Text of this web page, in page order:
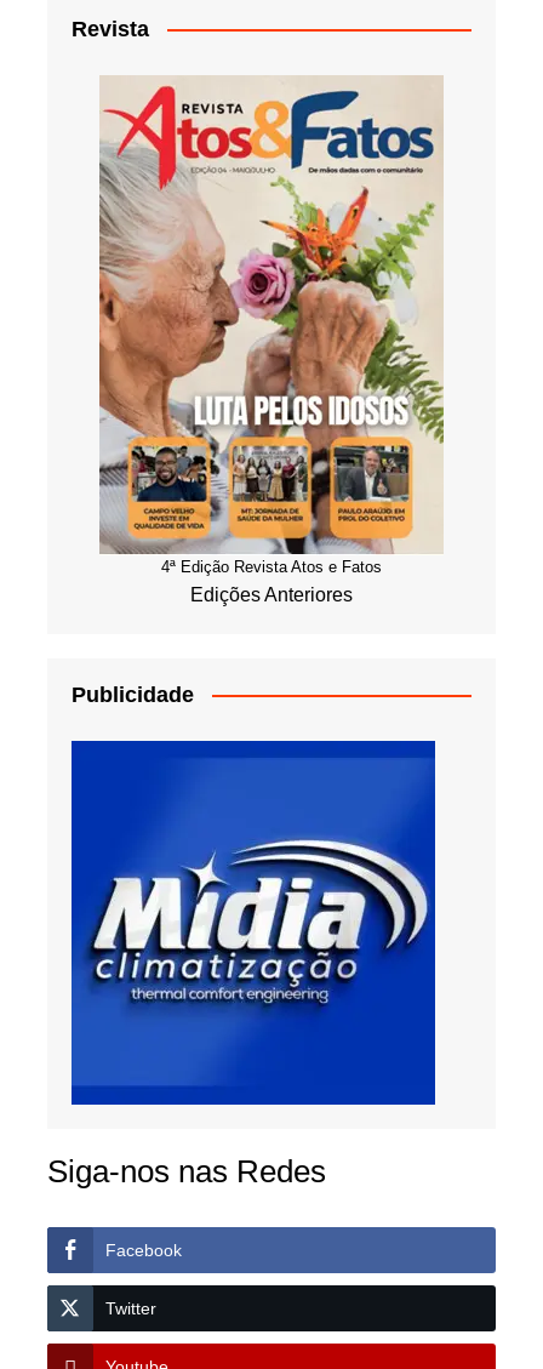
Revista
4ª Edição Revista Atos e Fatos
Edições Anteriores
Publicidade
Siga-nos nas Redes
Facebook
Twitter